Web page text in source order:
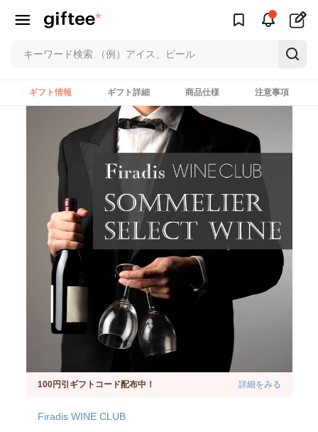
ギフト情報 ギフト詳細 商品仕様 注意事項
100円引ギフトコード配布中！ 詳細をみる
Firadis WINE CLUB